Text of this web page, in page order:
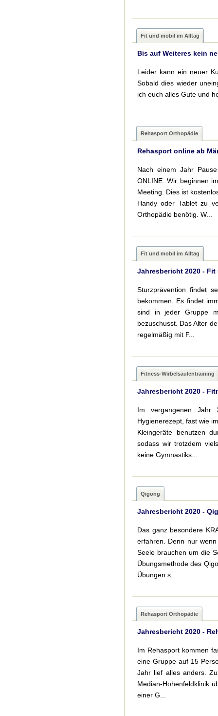
Fit und mobil im Alltag
Bis auf Weiteres kein
Leider kann ein neuer
Sobald dies wieder
ich euch alles Gute und
Rehasport Orthopädie
Rehasport online ab
Nach einem Jahr
ONLINE. Wir beginnen
Meeting. Dies ist
Handy oder Tablet zu
Orthopädie benötig. W...
Fit und mobil im Alltag
Jahresbericht 2020 -
Sturzprävention findet
bekommen. Es findet
sind in jeder Gruppe
bezuschusst. Das Alter
regelmäßig mit F...
Fitness-Wirbelsäulentraining
Jahresbericht 2020 -
Im vergangenen Jahr
Hygienerezept, fast wie
Kleingeräte benutzen
sodass wir trotzdem
keine Gymnastiks...
Qigong
Jahresbericht 2020 -
Das ganz besondere
erfahren. Denn nur
Seele brauchen um die
Übungsmethode des
Übungen s...
Rehasport Orthopädie
Jahresbericht 2020 -
Im Rehasport kommen
eine Gruppe auf 15
Jahr lief alles anders.
Median-Hohenfeldklinik
einer G...